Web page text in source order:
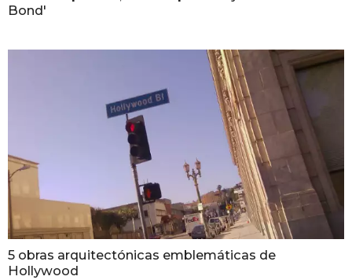
Bond'
5 obras arquitectónicas emblemáticas de
Hollywood